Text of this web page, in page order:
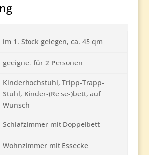
im 1. Stock gelegen, ca. 45 qm
geeignet für 2 Personen
Kinderhochstuhl, Tripp-Trapp-
Stuhl, Kinder-(Reise-)bett, auf
Wunsch
Schlafzimmer mit Doppelbett
Wohnzimmer mit Essecke